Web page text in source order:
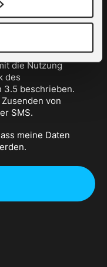
wie in
unter
zum
von
die Nutzung
des
3.5 beschrieben.
von
SMS.
meine Daten